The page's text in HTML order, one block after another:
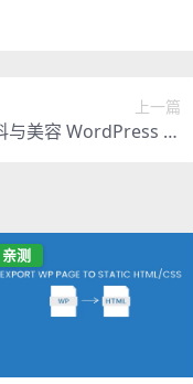
上一篇
与美容 WordPress 主
亲测